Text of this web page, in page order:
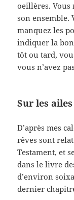
oeillères.
son ensemble.
manquez les
indiquer la
tôt ou tard,
vous n’avez
Sur les
D’après mes
rêves sont
Testament, et
dans le livre
d’environ
dernier